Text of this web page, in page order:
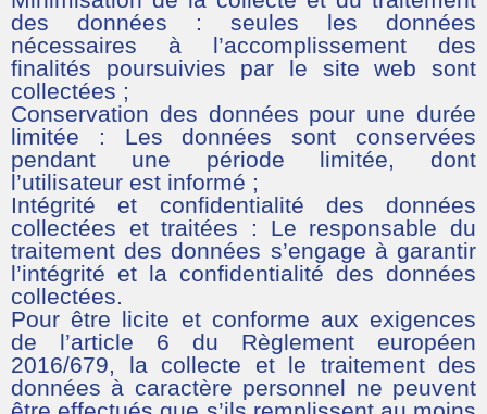
des données : seules les données
nécessaires à l’accomplissement des
finalités poursuivies par le site web sont
collectées ;
Conservation des données pour une durée
limitée : Les données sont conservées
pendant une période limitée, dont
l’utilisateur est informé ;
Intégrité et confidentialité des données
collectées et traitées : Le responsable du
traitement des données s’engage à garantir
l’intégrité et la confidentialité des données
collectées.
Pour être licite et conforme aux exigences
de l’article 6 du Règlement européen
2016/679, la collecte et le traitement des
données à caractère personnel ne peuvent